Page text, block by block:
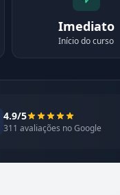
Imediato
Início do curso
4.9/5
311 avaliações no Google